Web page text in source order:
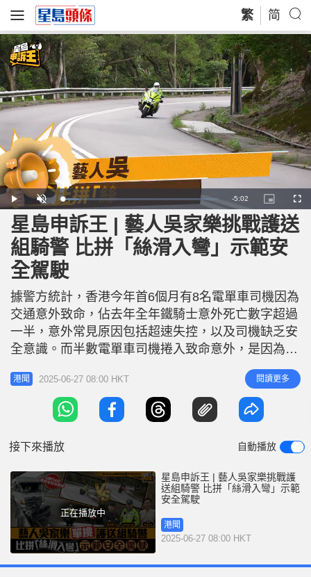
繁 简
P
l
a
y
U
n
m
u
t
e
L
o
a
d
e
R
m
n
-5:02
P
i
c
t
u
e
i
c
t
r
e
F
u
l
l
s
星島申訴王 | 藝人吳家樂挑戰護送
組騎警 比拼「絲滑入彎」示範安
全駕駛
據警方統計，香港今年首6個月有8名電單車司機因為
交通意外致命，佔去年全年鐵騎士意外死亡數字超過
一半，意外常見原因包括超速失控，以及司機缺乏安
全意識。而半數電單車司機捲入致命意外，是因為其
他駕駛者不負責任的行為所致。 《星島申訴王》請
來娛樂圈著名電單車發燒友吳家樂，以及過百次護送
國家元首等重要人物、交通部警隊護送組高級警員
Jason Sir接受考驗，展示駕駛電單車技巧，並示範何
港聞 2025-06-27 08:00 HKT 閱讀更多
接下來播放 自動播放
正在播放中
星島申訴王 | 藝人吳家樂挑戰護
送組騎警 比拼「絲滑入彎」示範
安全駕駛
港聞
2025-06-27 08:00 HKT